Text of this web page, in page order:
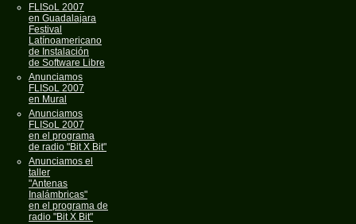
FLISoL 2007
en Guadalajara
Festival
Latínoamericano
de Instalación
de Software Libre
Anunciamos
FLISoL 2007
en Mural
Anunciamos
FLISoL 2007
en el programa
de radio "Bit X Bit"
Anunciamos el
taller
"Antenas
Inalámbricas"
en el programa de
radio "Bit X Bit"